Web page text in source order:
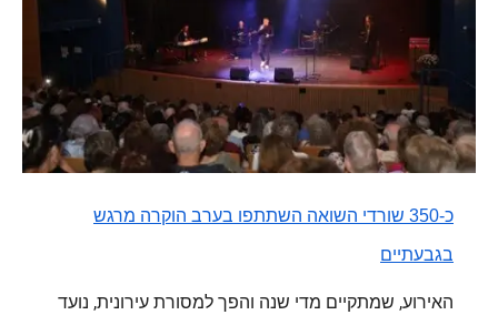
כ-350 שורדי השואה השתתפו בערב הוקרה מרגש
בגבעתיים
האירוע, שמתקיים מדי שנה והפך למסורת עירונית, נועד